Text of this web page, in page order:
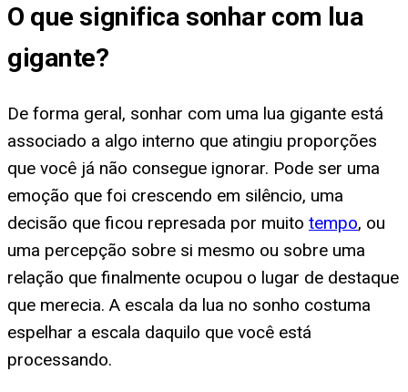
O que significa sonhar com lua
gigante?
De forma geral, sonhar com uma lua gigante está
associado a algo interno que atingiu proporções
que você já não consegue ignorar. Pode ser uma
emoção que foi crescendo em silêncio, uma
decisão que ficou represada por muito tempo, ou
uma percepção sobre si mesmo ou sobre uma
relação que finalmente ocupou o lugar de destaque
que merecia. A escala da lua no sonho costuma
espelhar a escala daquilo que você está
processando.